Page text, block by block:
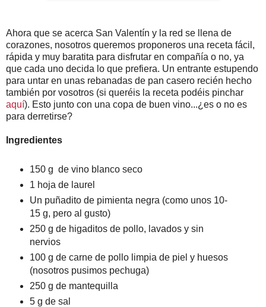
Ahora que se acerca San Valentín y la red se llena de
corazones, nosotros queremos proponeros una receta fácil,
rápida y muy baratita para disfrutar en compañía o no, ya
que cada uno decida lo que prefiera. Un entrante estupendo
para untar en unas rebanadas de pan casero recién hecho
también por vosotros (si queréis la receta podéis pinchar
aquí). Esto junto con una copa de buen vino...¿es o no es
para derretirse?
Ingredientes
150 g de vino blanco seco
1 hoja de laurel
Un puñadito de pimienta negra (como unos 10-
15 g, pero al gusto)
250 g de higaditos de pollo, lavados y sin
nervios
100 g de carne de pollo limpia de piel y huesos
(nosotros pusimos pechuga)
250 g de mantequilla
5 g de sal